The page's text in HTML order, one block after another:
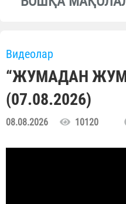
Видеолар
“ЖУМАДАН
(07.08.2026)
08.08.2026 10120